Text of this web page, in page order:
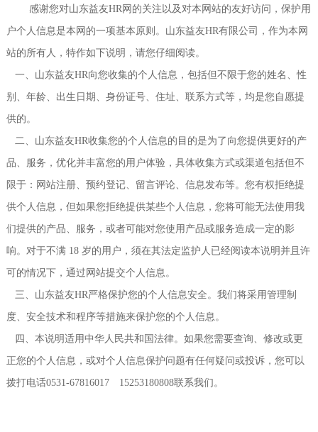
感谢您对山东益友HR网的关注以及对本网站的友好访问，保护用
户个人信息是本网的一项基本原则。山东益友HR有限公司，作为本网
站的所有人，特作如下说明，请您仔细阅读。
一、山东益友HR向您收集的个人信息，包括但不限于您的姓名、性
别、年龄、出生日期、身份证号、住址、联系方式等，均是您自愿提
供的。
二、山东益友HR收集您的个人信息的目的是为了向您提供更好的产
品、服务，优化并丰富您的用户体验，具体收集方式或渠道包括但不
限于：网站注册、预约登记、留言评论、信息发布等。您有权拒绝提
供个人信息，但如果您拒绝提供某些个人信息，您将可能无法使用我
们提供的产品、服务，或者可能对您使用产品或服务造成一定的影
响。对于不满 18 岁的用户，须在其法定监护人已经阅读本说明并且许
可的情况下，通过网站提交个人信息。
三、山东益友HR严格保护您的个人信息安全。我们将采用管理制
度、安全技术和程序等措施来保护您的个人信息。
四、本说明适用中华人民共和国法律。如果您需要查询、修改或更
正您的个人信息，或对个人信息保护问题有任何疑问或投诉，您可以
拨打电话0531-67816017 15253180808联系我们。